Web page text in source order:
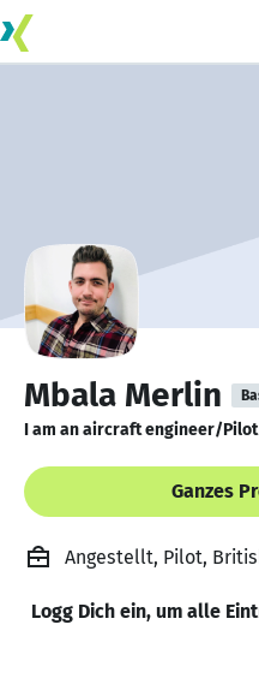
Mbala Merlin
I am an aircraft engineer/Pilot
Ganzes
Angestellt, Pilot,
Logg Dich ein, um alle